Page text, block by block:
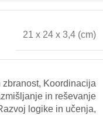
21 x 24 x 3,4 (cm)
zbranost, Koordinacija
in reševanje
logike in učenja,